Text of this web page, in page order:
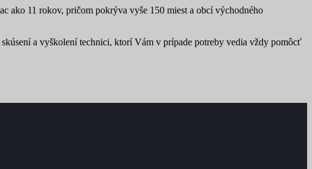
ako 11 rokov, pričom pokrýva vyše 150 miest a obcí východného
a vyškolení technici, ktorí Vám v prípade potreby vedia vždy pomôcť